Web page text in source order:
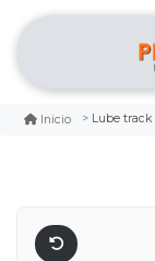
Inicio Lube track